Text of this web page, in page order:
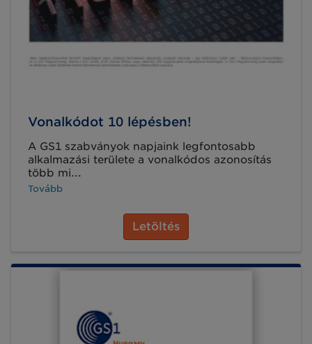
Vonalkódot 10 lépésben!
A GS1 szabványok napjaink legfontosabb
alkalmazási területe a vonalkódos azonosítás
több mi...
Tovább
Letöltés